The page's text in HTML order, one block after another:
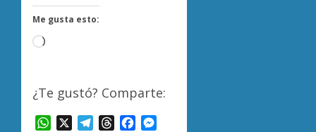
Me gusta esto:
Cargando...
¿Te gustó? Comparte:
WhatsAppTelegram
ThreadsFacebook